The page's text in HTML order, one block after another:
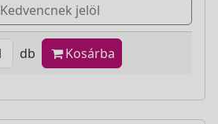
Kedvencnek jelöl
db Kosárba